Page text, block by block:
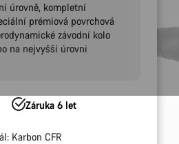
úrovně, kompletní
prémiová povrchová
závodní kolo
na nejvyšší úrovni
Záruka 6 let
Karbon CFR